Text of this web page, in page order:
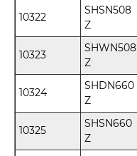
10322
SHSN508
Z
10323
SHWN508
Z
10324
SHDN660
Z
10325
SHSN660
Z